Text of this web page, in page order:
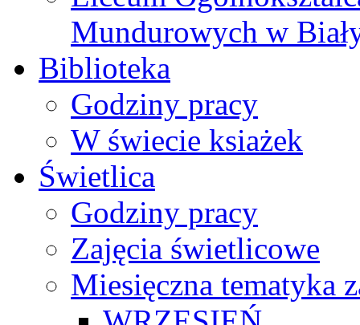
Mundurowych w
Biblioteka
Godziny pracy
W świecie ksiażek
Świetlica
Godziny pracy
Zajęcia świetlicowe
Miesięczna tematyka